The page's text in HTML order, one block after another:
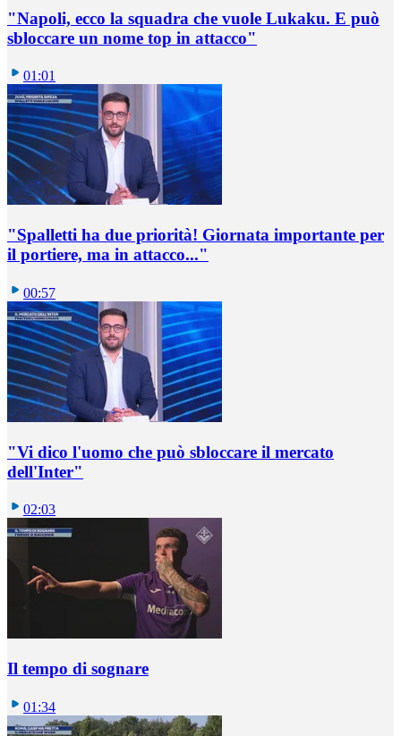
"Napoli, ecco la squadra che vuole Lukaku. E può
sbloccare un nome top in attacco"
01:01
"Spalletti ha due priorità! Giornata importante per
il portiere, ma in attacco..."
00:57
"Vi dico l'uomo che può sbloccare il mercato
dell'Inter"
02:03
Il tempo di sognare
01:34